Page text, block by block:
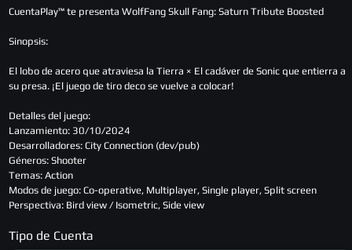
CuentaPlay™ te presenta WolfFang Skull Fang: Saturn Tribute Boosted
Sinopsis:
El lobo de acero que atraviesa la Tierra × El cadáver de Sonic que entierra a
su presa. ¡El juego de tiro deco se vuelve a colocar!
Detalles del juego:
Lanzamiento: 30/10/2024
Desarrolladores: City Connection (dev/pub)
Géneros: Shooter
Temas: Action
Modos de juego: Co-operative, Multiplayer, Single player, Split screen
Perspectiva: Bird view / Isometric, Side view
Tipo de Cuenta